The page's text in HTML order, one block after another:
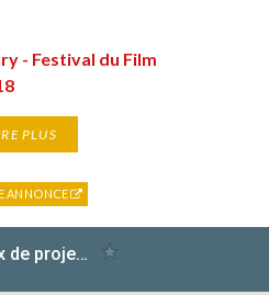
- Festival du Film
PLUS
ANNONCE